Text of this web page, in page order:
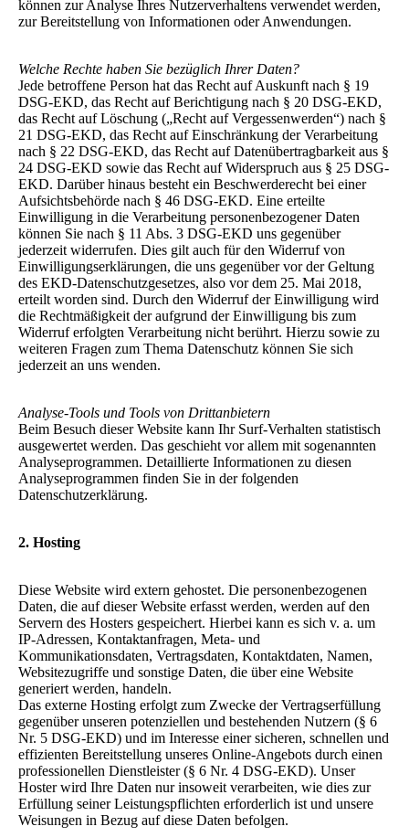
können zur Analyse Ihres Nutzerverhaltens verwendet werden,
zur Bereitstellung von Informationen oder Anwendungen.
Welche Rechte haben Sie bezüglich Ihrer Daten?
Jede betroffene Person hat das Recht auf Auskunft nach § 19
DSG-EKD, das Recht auf Berichtigung nach § 20 DSG-EKD,
das Recht auf Löschung („Recht auf Vergessenwerden“) nach §
21 DSG-EKD, das Recht auf Einschränkung der Verarbeitung
nach § 22 DSG-EKD, das Recht auf Datenübertragbarkeit aus §
24 DSG-EKD sowie das Recht auf Widerspruch aus § 25 DSG-
EKD. Darüber hinaus besteht ein Beschwerderecht bei einer
Aufsichtsbehörde nach § 46 DSG-EKD. Eine erteilte
Einwilligung in die Verarbeitung personenbezogener Daten
können Sie nach § 11 Abs. 3 DSG-EKD uns gegenüber
jederzeit widerrufen. Dies gilt auch für den Widerruf von
Einwilligungserklärungen, die uns gegenüber vor der Geltung
des EKD-Datenschutzgesetzes, also vor dem 25. Mai 2018,
erteilt worden sind. Durch den Widerruf der Einwilligung wird
die Rechtmäßigkeit der aufgrund der Einwilligung bis zum
Widerruf erfolgten Verarbeitung nicht berührt. Hierzu sowie zu
weiteren Fragen zum Thema Datenschutz können Sie sich
jederzeit an uns wenden.
Analyse-Tools und Tools von Drittanbietern
Beim Besuch dieser Website kann Ihr Surf-Verhalten statistisch
ausgewertet werden. Das geschieht vor allem mit sogenannten
Analyseprogrammen. Detaillierte Informationen zu diesen
Analyseprogrammen finden Sie in der folgenden
Datenschutzerklärung.
2. Hosting
Diese Website wird extern gehostet. Die personenbezogenen
Daten, die auf dieser Website erfasst werden, werden auf den
Servern des Hosters gespeichert. Hierbei kann es sich v. a. um
IP-Adressen, Kontaktanfragen, Meta- und
Kommunikationsdaten, Vertragsdaten, Kontaktdaten, Namen,
Websitezugriffe und sonstige Daten, die über eine Website
generiert werden, handeln.
Das externe Hosting erfolgt zum Zwecke der Vertragserfüllung
gegenüber unseren potenziellen und bestehenden Nutzern (§ 6
Nr. 5 DSG-EKD) und im Interesse einer sicheren, schnellen und
effizienten Bereitstellung unseres Online-Angebots durch einen
professionellen Dienstleister (§ 6 Nr. 4 DSG-EKD). Unser
Hoster wird Ihre Daten nur insoweit verarbeiten, wie dies zur
Erfüllung seiner Leistungspflichten erforderlich ist und unsere
Weisungen in Bezug auf diese Daten befolgen.